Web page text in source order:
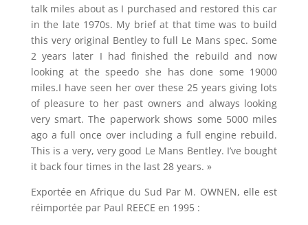
talk miles about as I purchased and restored this car
in the late 1970s. My brief at that time was to build
this very original Bentley to full Le Mans spec. Some
2 years later I had finished the rebuild and now
looking at the speedo she has done some 19000
miles.I have seen her over these 25 years giving lots
of pleasure to her past owners and always looking
very smart. The paperwork shows some 5000 miles
ago a full once over including a full engine rebuild.
This is a very, very good Le Mans Bentley. I’ve bought
it back four times in the last 28 years. »
Exportée en Afrique du Sud Par M. OWNEN, elle est
réimportée par Paul REECE en 1995 :